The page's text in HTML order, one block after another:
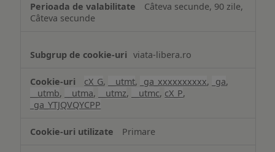
Câteva secunde, 90 zile,
Câteva secunde
viata-libera.ro
cX_G, __utmt, _ga_xxxxxxxxxx, _ga,
__utmb, __utma, __utmz, __utmc, cX_P,
_ga_YTJQVQYCPP
Primare